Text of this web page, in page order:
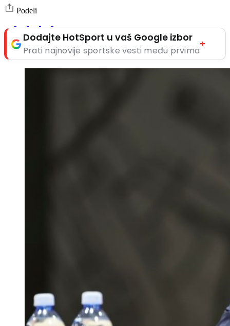
Podeli
Dodajte HotSport u vaš Google izbor
Prati najnovije sportske vesti među prvima
+